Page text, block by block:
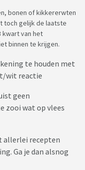
bonen of kikkererwten
toch gelijk de laatste
kwart van het
binnen te krijgen.
te houden met
wit reactie
geen
zooi wat op vlees
allerlei recepten
Ga je dan alsnog